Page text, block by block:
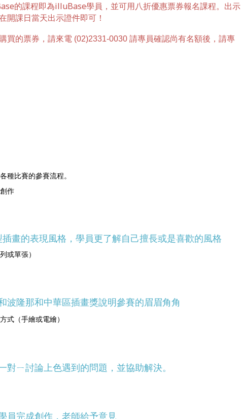
的課程即為illuBase學員，並可用八折優惠票券報名課程。出示
開課日當天出示證件即可！
買的票券，請來電 (02)2331-0030 請專員確認尚有名額後，請專
種比賽的參賽流程。
作
畫的表現風格，學員更了解自己擅長或是喜歡的風格
或單張）
波隆那和中華區插畫獎說明參賽的眉眉角角
式（手繪或電繪）
對ㄧ討論上色遇到的問題，並協助解決。
員完成創作，老師給予意見